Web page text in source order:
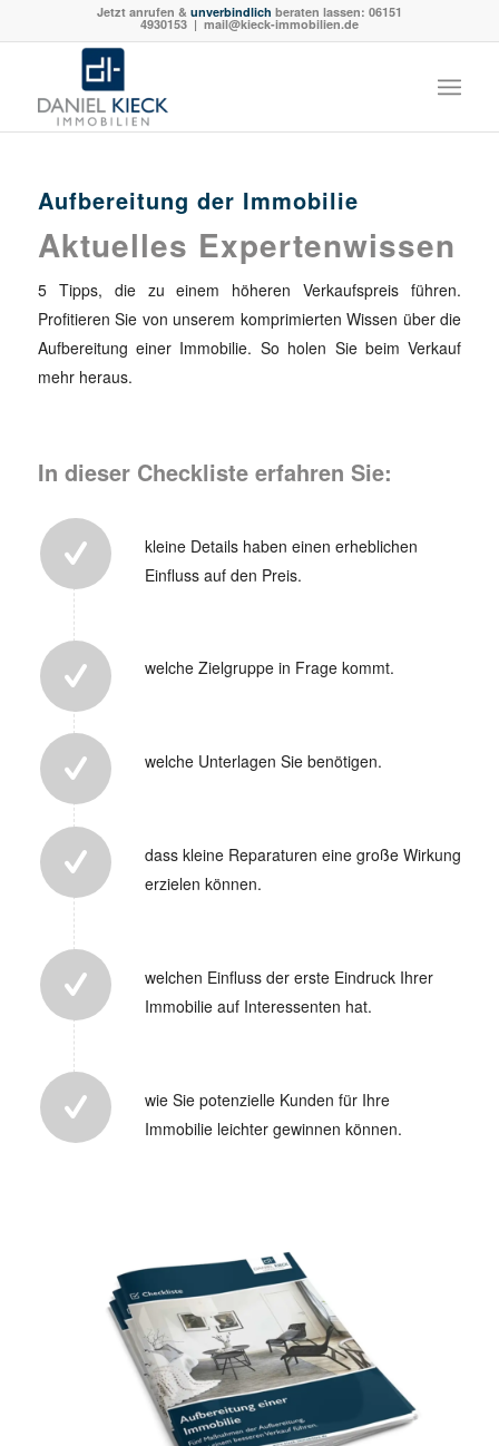
Jetzt anrufen & unverbindlich beraten lassen: 06151
4930153| mail@kieck-immobilien.de
Aufbereitung der Immobilie
Aktuelles Expertenwissen
5 Tipps, die zu einem höheren Verkaufspreis führen.
Profitieren Sie von unserem komprimierten Wissen über die
Aufbereitung einer Immobilie. So holen Sie beim Verkauf
mehr heraus.
In dieser Checkliste erfahren Sie:
kleine Details haben einen erheblichen
Einfluss auf den Preis.
welche Zielgruppe in Frage kommt.
welche Unterlagen Sie benötigen.
dass kleine Reparaturen eine große Wirkung
erzielen können.
welchen Einfluss der erste Eindruck Ihrer
Immobilie auf Interessenten hat.
wie Sie potenzielle Kunden für Ihre
Immobilie leichter gewinnen können.